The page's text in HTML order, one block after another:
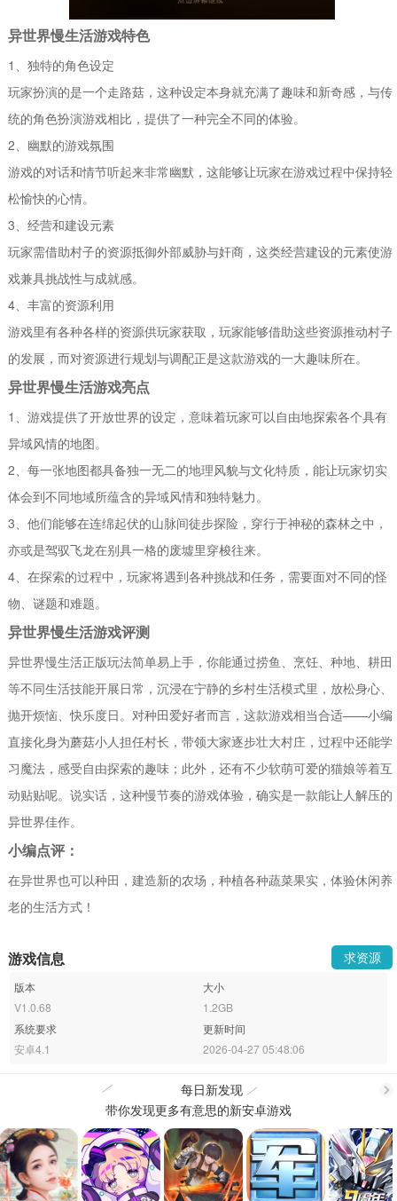
异世界慢生活游戏特色
1、独特的角色设定
玩家扮演的是一个走路菇，这种设定本身就充满了趣味和新奇感，与传
统的角色扮演游戏相比，提供了一种完全不同的体验。
2、幽默的游戏氛围
游戏的对话和情节听起来非常幽默，这能够让玩家在游戏过程中保持轻
松愉快的心情。
3、经营和建设元素
玩家需借助村子的资源抵御外部威胁与奸商，这类经营建设的元素使游
戏兼具挑战性与成就感。
4、丰富的资源利用
游戏里有各种各样的资源供玩家获取，玩家能够借助这些资源推动村子
的发展，而对资源进行规划与调配正是这款游戏的一大趣味所在。
异世界慢生活游戏亮点
1、游戏提供了开放世界的设定，意味着玩家可以自由地探索各个具有
异域风情的地图。
2、每一张地图都具备独一无二的地理风貌与文化特质，能让玩家切实
体会到不同地域所蕴含的异域风情和独特魅力。
3、他们能够在连绵起伏的山脉间徒步探险，穿行于神秘的森林之中，
亦或是驾驭飞龙在别具一格的废墟里穿梭往来。
4、在探索的过程中，玩家将遇到各种挑战和任务，需要面对不同的怪
物、谜题和难题。
异世界慢生活游戏评测
异世界慢生活正版玩法简单易上手，你能通过捞鱼、烹饪、种地、耕田
等不同生活技能开展日常，沉浸在宁静的乡村生活模式里，放松身心、
抛开烦恼、快乐度日。对种田爱好者而言，这款游戏相当合适——小编
直接化身为蘑菇小人担任村长，带领大家逐步壮大村庄，过程中还能学
习魔法，感受自由探索的趣味；此外，还有不少软萌可爱的猫娘等着互
动贴贴呢。说实话，这种慢节奏的游戏体验，确实是一款能让人解压的
异世界佳作。
小编点评：
在异世界也可以种田，建造新的农场，种植各种蔬菜果实，体验休闲养
老的生活方式！
游戏信息 求资源
版本
V1.0.68
大小
1.2GB
系统要求
安卓4.1
更新时间
2026-04-27 05:48:06
每日新发现
带你发现更多有意思的新安卓游戏